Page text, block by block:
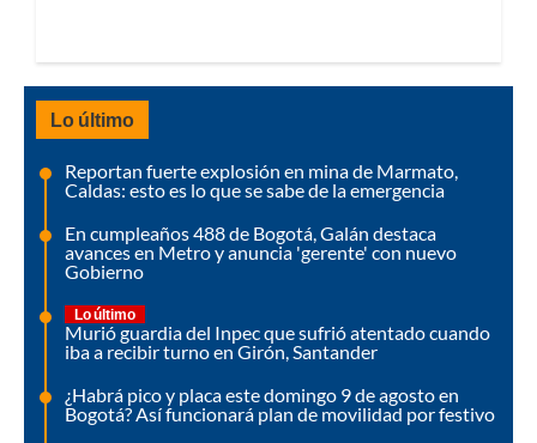
Lo último
Reportan fuerte explosión en mina de Marmato,
Caldas: esto es lo que se sabe de la emergencia
En cumpleaños 488 de Bogotá, Galán destaca
avances en Metro y anuncia 'gerente' con nuevo
Gobierno
Lo último
Murió guardia del Inpec que sufrió atentado cuando
iba a recibir turno en Girón, Santander
¿Habrá pico y placa este domingo 9 de agosto en
Bogotá? Así funcionará plan de movilidad por festivo